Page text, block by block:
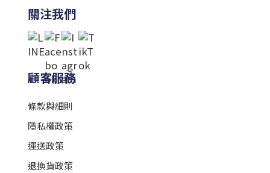
關注我們
顧客服務
條款與細則
隱私權政策
運送政策
退換貨政策